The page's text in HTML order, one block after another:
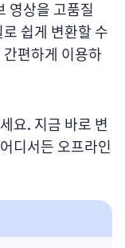
영상을 고품질
쉽게 변환할 수
편하게 이용하
요. 지금 바로 변
디서든 오프라인